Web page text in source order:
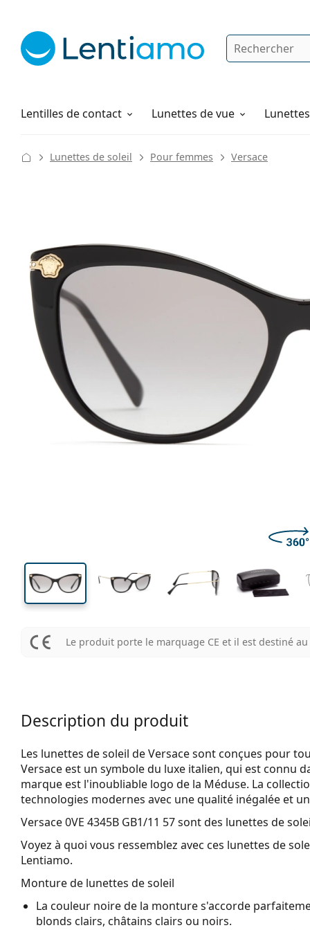
Rechercher
Lentilles de contact
Solutions Lunettes de vue
Comment commander
Lunettes de soleil Pour femmes Versace
44 mm
Largeur des verres Largeur des verres
Largeur
des verres
Le produit porte le marquage CE et il est destiné
Description du produit
Les lunettes de soleil de Versace sont conçues pour
Versace est un symbole du luxe italien, qui est connu
marque est l'inoubliable logo de la Méduse. La
technologies modernes avec une qualité inégalée et
Versace 0VE 4345B GB1/11 57sont des lunettes de
Voyez à quoi vous ressemblez avec ces lunettes de
Lentiamo.
Monture de lunettes de soleil
La couleur noire de la monture s'accorde
blonds clairs, châtains clairs ou noirs.